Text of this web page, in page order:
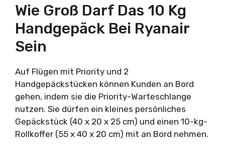
Wie Groß Darf Das 10 Kg
Handgepäck Bei Ryanair
Sein
Auf Flügen mit Priority und 2
Handgepäckstücken können Kunden an Bord
gehen, indem sie die Priority-Warteschlange
nutzen. Sie dürfen ein kleines persönliches
Gepäckstück (40 x 20 x 25 cm) und einen 10-kg-
Rollkoffer (55 x 40 x 20 cm) mit an Bord nehmen.